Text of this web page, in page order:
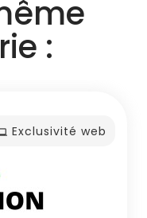
:
Exclusivité web